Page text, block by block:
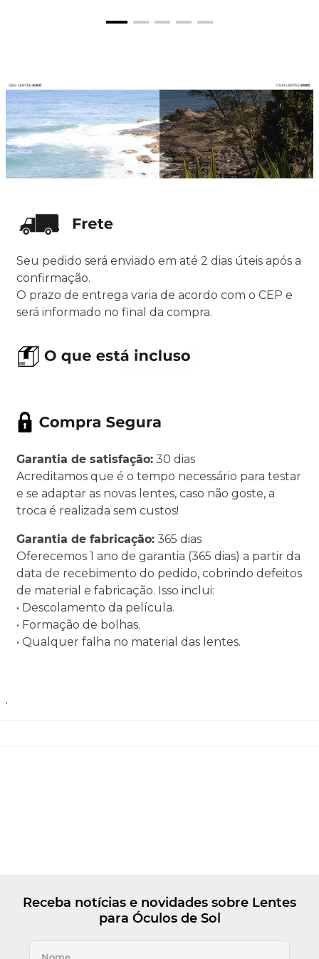
Seu pedido será enviado em até 2 dias úteis após a
confirmação.
O prazo de entrega varia de acordo com o CEP e
será informado no final da compra.
Garantia de satisfação: 30 dias
Acreditamos que é o tempo necessário para testar
e se adaptar as novas lentes, caso não goste, a
troca é realizada sem custos!
Garantia de fabricação: 365 dias
Oferecemos 1 ano de garantia (365 dias) a partir da
data de recebimento do pedido, cobrindo defeitos
de material e fabricação. Isso inclui:
• Descolamento da película.
• Formação de bolhas.
• Qualquer falha no material das lentes.
.
Receba notícias e novidades sobre Lentes
para Óculos de Sol